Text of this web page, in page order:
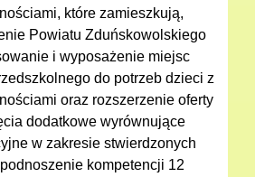
które zamieszkują,
Powiatu Zduńskowolskiego
i wyposażenie miejsc
do potrzeb dzieci z
oraz rozszerzenie oferty
dodatkowe wyrównujące
w zakresie stwierdzonych
kompetencji 12